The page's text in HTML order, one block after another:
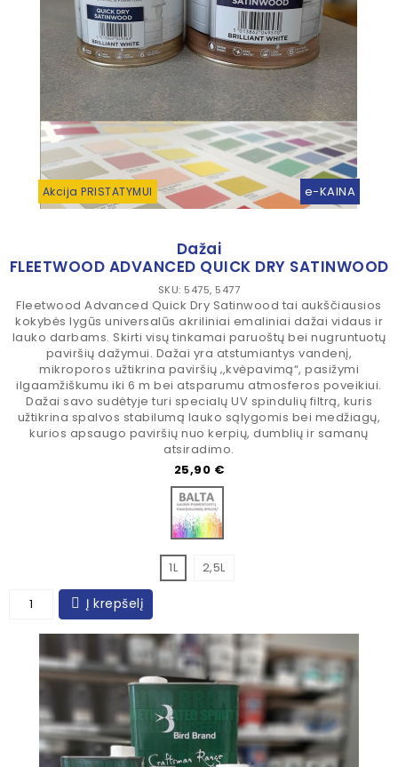
Akcija PRISTATYMUI e-KAINA
Dažai
FLEETWOOD ADVANCED QUICK DRY SATINWOOD
SKU: 5475, 5477
Fleetwood Advanced Quick Dry Satinwood tai aukščiausios
kokybės lygūs universalūs akriliniai emaliniai dažai vidaus ir
lauko darbams. Skirti visų tinkamai paruoštų bei nugruntuotų
paviršių dažymui. Dažai yra atstumiantys vandenį,
mikroporos užtikrina paviršių ‚,kvėpavimą“, pasižymi
ilgaamžiškumu iki 6 m bei atsparumu atmosferos poveikiui.
Dažai savo sudėtyje turi specialų UV spindulių filtrą, kuris
užtikrina spalvos stabilumą lauko sąlygomis bei medžiagų,
kurios apsaugo paviršių nuo kerpių, dumblių ir samanų
atsiradimo.
Kaina
25,90 €
Bazė spalvinimui
1L 2,5L
Į krepšelį